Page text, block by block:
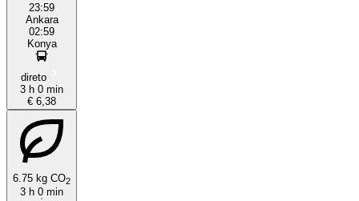
23:59
Ankara
02:59
Konya
direto
3 h 0 min
€ 6,38
6.75 kg CO2
3 h 0 min